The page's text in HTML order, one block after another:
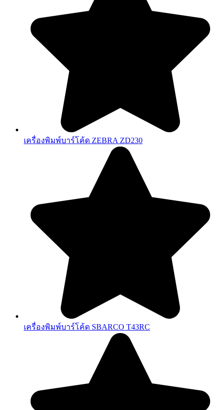
เครื่องพิมพ์บาร์โค้ด ZEBRA ZD230
เครื่องพิมพ์บาร์โค้ด SBARCO T43RC